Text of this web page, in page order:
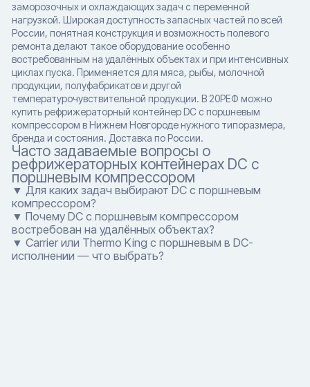
заморозочных и охлаждающих задач с переменной
нагрузкой. Широкая доступность запасных частей по всей
России, понятная конструкция и возможность полевого
ремонта делают такое оборудование особенно
востребованным на удалённых объектах и при интенсивных
циклах пуска. Применяется для мяса, рыбы, молочной
продукции, полуфабрикатов и другой
температурочувствительной продукции. В 20РЕФ можно
купить рефрижераторный контейнер DC с поршневым
компрессором в Нижнем Новгороде нужного типоразмера,
бренда и состояния. Доставка по России.
Часто задаваемые вопросы о
рефрижераторных контейнерах DC с
поршневым компрессором
▼ Для каких задач выбирают DC с поршневым
компрессором?
▼ Почему DC с поршневым компрессором
востребован на удалённых объектах?
▼ Carrier или Thermo King с поршневым в DC-
исполнении — что выбрать?